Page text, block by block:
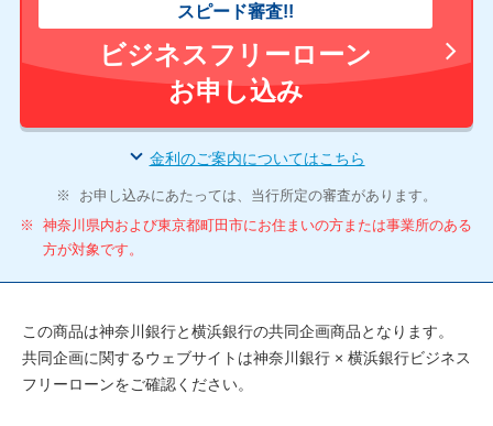
スピード審査!!
ビジネスフリーローン
お申し込み
金利のご案内についてはこちら
※
お申し込みにあたっては、当行所定の審査があります。
※
神奈川県内および東京都町田市にお住まいの方または事業所のある
方が対象です。
この商品は神奈川銀行と横浜銀行の共同企画商品となります。
共同企画に関するウェブサイトは神奈川銀行 × 横浜銀行ビジネス
フリーローンをご確認ください。